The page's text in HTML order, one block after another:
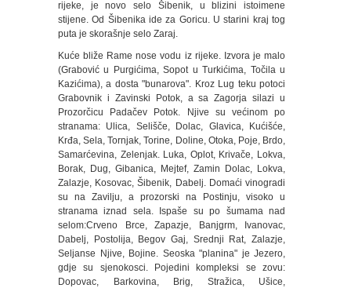
rijeke, je novo selo Šibenik, u blizini istoimene
stijene. Od Šibenika ide za Goricu. U starini kraj tog
puta je skorašnje selo Zaraj.
Kuće bliže Rame nose vodu iz rijeke. Izvora je malo
(Grabović u Purgićima, Sopot u Turkićima, Točila u
Kazićima), a dosta "bunarova". Kroz Lug teku potoci
Grabovnik i Zavinski Potok, a sa Zagorja silazi u
Prozorčicu Padačev Potok. Njive su većinom po
stranama: Ulica, Selišče, Dolac, Glavica, Kućišće,
Krđa, Sela, Tornjak, Torine, Doline, Otoka, Poje, Brdo,
Samarćevina, Zelenjak. Luka, Oplot, Krivače, Lokva,
Borak, Dug, Gibanica, Mejtef, Zamin Dolac, Lokva,
Zalazje, Kosovac, Šibenik, Dabelj. Domaći vinogradi
su na Zavilju, a prozorski na Postinju, visoko u
stranama iznad sela. Ispaše su po šumama nad
selom:Crveno Brce, Zapazje, Banjgrm, Ivanovac,
Dabelj, Postolija, Begov Gaj, Srednji Rat, Zalazje,
Seljanse Njive, Bojine. Seoska "planina" je Jezero,
gdje su sjenokosci. Pojedini kompleksi se zovu:
Dopovac, Barkovina, Brig, Stražica, Ušice,